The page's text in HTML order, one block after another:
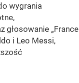
wygrania
głosowanie „France
i Leo Messi,